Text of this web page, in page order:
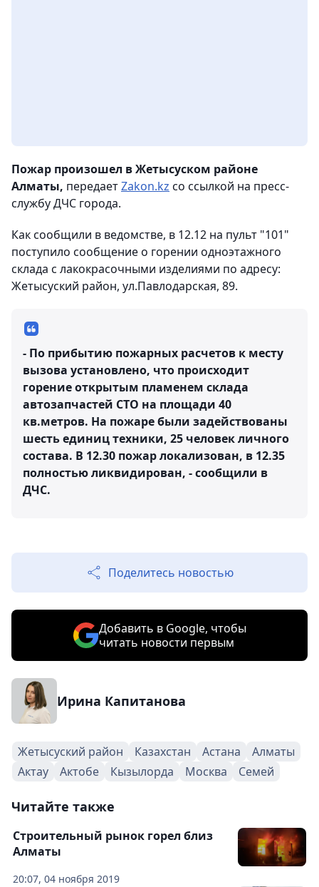
Пожар произошел в Жетысуском районе
Алматы, передаетZakon.kz со ссылкой на пресс-
службу ДЧС города.
Как сообщили в ведомстве, в 12.12 на пульт "101"
поступило сообщение о горении одноэтажного
склада с лакокрасочными изделиями по адресу:
Жетысуский район, ул.Павлодарская, 89.
- По прибытию пожарных расчетов к месту
вызова установлено, что происходит
горение открытым пламенем склада
автозапчастей СТО на площади 40
кв.метров. На пожаре были задействованы
шесть единиц техники, 25 человек личного
состава. В 12.30 пожар локализован, в 12.35
полностью ликвидирован, - сообщили в
ДЧС.
Поделитесь новостью
Добавить в Google, чтобы
читать новости первым
Ирина Капитанова
Жетысуский район Казахстан Астана
Алматы
Актау
Актобе Кызылорда Москва Семей
Читайте также
20:07, 04 ноября 2019
Строительный рынок горел близ
Алматы